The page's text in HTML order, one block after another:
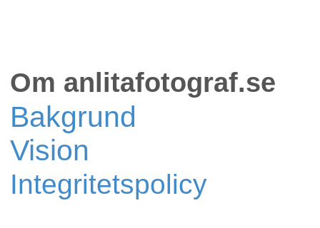
Om anlitafotograf.se
Bakgrund
Vision
Integritetspolicy